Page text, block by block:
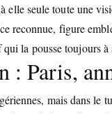
elle seule toute une
reconnue, figure
la pousse toujours
: Paris,
mais dans le